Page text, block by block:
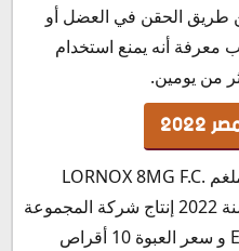
طريق الحقن في العضل أو
معرفة أنه يمنع استخدام
من يومين.
يتوفر عقار لورنوكس أقراص 8 ملغم LORNOX 8MG F.C.
TABS في الصيدليات المصرية سنة 2022 إنتاج شركة المجموعة
المصرية للصناعات الدوائية EGPI و سعر العبوة 10 أقراص